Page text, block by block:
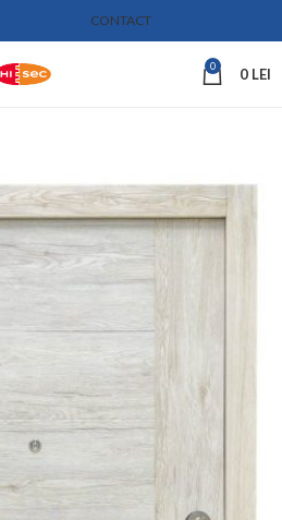
CONTACT
0 0 LEI